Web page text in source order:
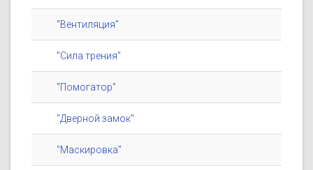
"Вентиляция"
"Сила трения"
"Помогатор"
"Дверной замок"
"Маскировка"